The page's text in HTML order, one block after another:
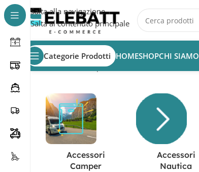
Salta alla navigazione
Salta al contenuto principale
Categorie Prodotti HOMESHOPCHI SIAMO
Home/Prodotto Capacità in AH
Accessori
Camper
Accessori
Nautica